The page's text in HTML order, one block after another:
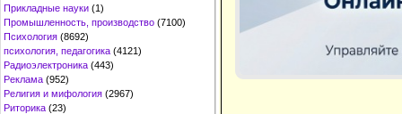
Прикладные науки (1)
Промышленность, производство (7100)
Психология (8692)
психология, педагогика (4121)
Радиоэлектроника (443)
Реклама (952)
Религия и мифология (2967)
Риторика (23)